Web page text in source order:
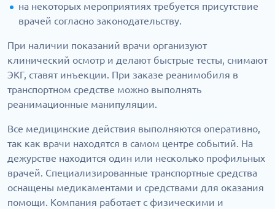
на некоторых мероприятиях требуется присутствие
врачей согласно законодательству.
При наличии показаний врачи организуют
клинический осмотр и делают быстрые тесты, снимают
ЭКГ, ставят инъекции. При заказе реанимобиля в
транспортном средстве можно выполнять
реанимационные манипуляции.
Все медицинские действия выполняются оперативно,
так как врачи находятся в самом центре событий. На
дежурстве находится один или несколько профильных
врачей. Специализированные транспортные средства
оснащены медикаментами и средствами для оказания
помощи. Компания работает с физическими и